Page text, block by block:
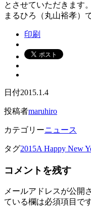
とさせていただきます。
まるひろ（丸山裕孝）
印刷
日付2015.1.4
投稿者maruhiro
カテゴリーニュース
タグ2015A Happy New
コメントを残す
メールアドレスが公開
ている欄は必須項目で